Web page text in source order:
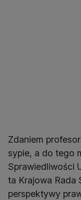
Zdaniem
sypie, a do tego
Sprawiedliwości
ta Krajowa Rada
perspektywy